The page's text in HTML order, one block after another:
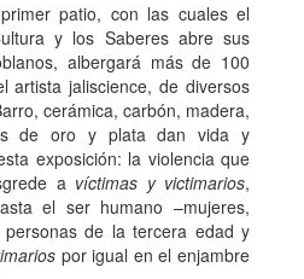
patio, con las cuales el
y los Saberes abre sus
albergará más de 100
artista jaliscience, de diversos
cerámica, carbón, madera,
de oro y plata dan vida y
exposición: la violencia que
a víctimas y victimarios,
el ser humano –mujeres,
de la tercera edad y
por igual en el enjambre